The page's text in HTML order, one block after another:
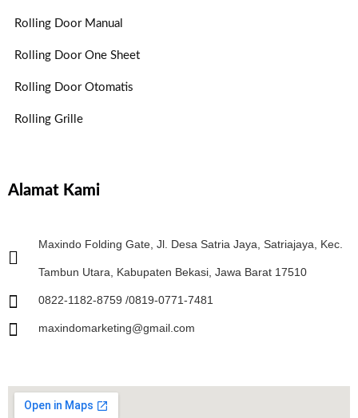
Rolling Door Manual
Rolling Door One Sheet
Rolling Door Otomatis
Rolling Grille
Alamat Kami
Maxindo Folding Gate, Jl. Desa Satria Jaya, Satriajaya, Kec.
Tambun Utara, Kabupaten Bekasi, Jawa Barat 17510
0822-1182-8759 /0819-0771-7481
maxindomarketing@gmail.com